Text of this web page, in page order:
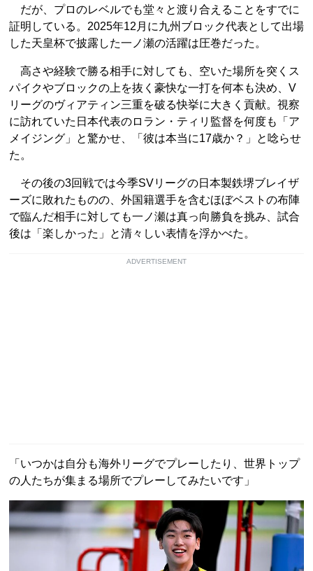
だが、プロのレベルでも堂々と渡り合えることをすでに
証明している。2025年12月に九州ブロック代表として出場
した天皇杯で披露した一ノ瀬の活躍は圧巻だった。
高さや経験で勝る相手に対しても、空いた場所を突くス
パイクやブロックの上を抜く豪快な一打を何本も決め、V
リーグのヴィアティン三重を破る快挙に大きく貢献。視察
に訪れていた日本代表のロラン・ティリ監督を何度も「ア
メイジング」と驚かせ、「彼は本当に17歳か？」と唸らせ
た。
その後の3回戦では今季SVリーグの日本製鉄堺ブレイザ
ーズに敗れたものの、外国籍選手を含むほぼベストの布陣
で臨んだ相手に対しても一ノ瀬は真っ向勝負を挑み、試合
後は「楽しかった」と清々しい表情を浮かべた。
ADVERTISEMENT
「いつかは自分も海外リーグでプレーしたり、世界トップ
の人たちが集まる場所でプレーしてみたいです」